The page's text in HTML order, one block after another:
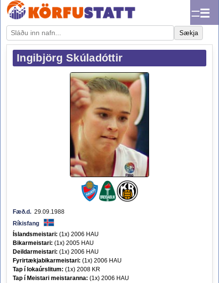
☰
Sækja
Ingibjörg Skúladóttir
Fæð.d. 29.09.1988
Ríkisfang
Íslandsmeistari: (1x) 2006 HAU
Bikarmeistari: (1x) 2005 HAU
Deildarmeistari: (1x) 2006 HAU
Fyrirtækjabikarmeistari: (1x) 2006 HAU
Tap í lokaúrslitum: (1x) 2008 KR
Tap í Meistari meistaranna: (1x) 2006 HAU